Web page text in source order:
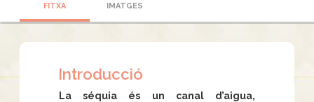
FITXA IMATGES
Introducció
La séquia és un canal d’aigua,